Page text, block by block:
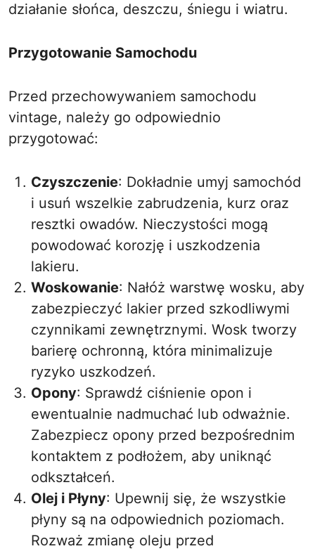
działanie słońca, deszczu, śniegu i wiatru.
Przygotowanie Samochodu
Przed przechowywaniem samochodu
vintage, należy go odpowiednio
przygotować:
Czyszczenie: Dokładnie umyj samochód
i usuń wszelkie zabrudzenia, kurz oraz
resztki owadów. Nieczystości mogą
powodować korozję i uszkodzenia
lakieru.
Woskowanie: Nałóż warstwę wosku, aby
zabezpieczyć lakier przed szkodliwymi
czynnikami zewnętrznymi. Wosk tworzy
barierę ochronną, która minimalizuje
ryzyko uszkodzeń.
Opony: Sprawdź ciśnienie opon i
ewentualnie nadmuchać lub odważnie.
Zabezpiecz opony przed bezpośrednim
kontaktem z podłożem, aby uniknąć
odkształceń.
Olej i Płyny: Upewnij się, że wszystkie
płyny są na odpowiednich poziomach.
Rozważ zmianę oleju przed